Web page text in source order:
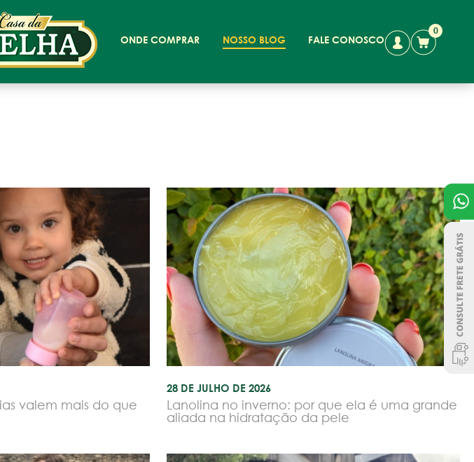
0
ONDE COMPRAR NOSSO BLOG FALE CONOSCO
valem mais do que
28 DE JULHO DE 2026
Lanolina no inverno: por que ela é uma grande
aliada na hidratação da pele